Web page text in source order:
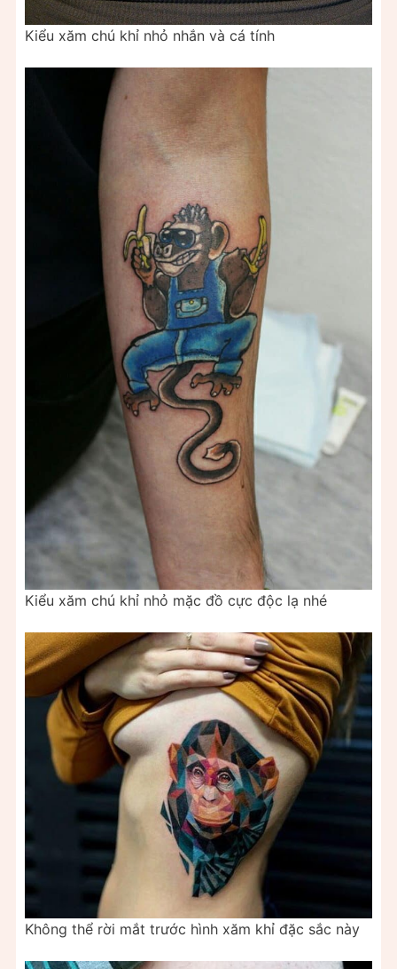
Kiểu xăm chú khỉ nhỏ nhắn và cá tính
Kiểu xăm chú khỉ nhỏ mặc đồ cực độc lạ nhé
Không thể rời mắt trước hình xăm khỉ đặc sắc này